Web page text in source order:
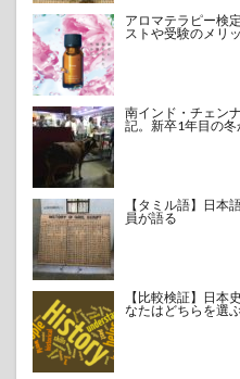
アロマテラピー検
ストや受験のメリ
南インド・チェン
記。新卒1年目の冬
【タミル語】日本
員が語る
【比較検証】日本
なたはどちらを選